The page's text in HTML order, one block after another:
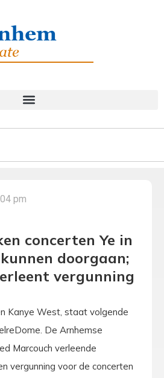
pm
concerten Ye in
doorgaan;
vergunning
Kanye West, staat volgende
De Arnhemse
Marcouch verleende
vergunning voor de concerten